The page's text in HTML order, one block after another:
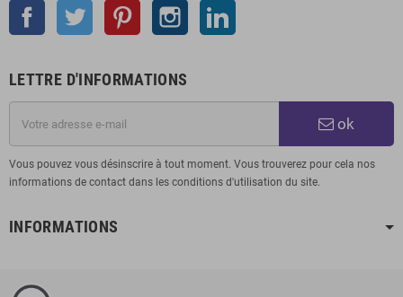
Facebook Twitter Pinterest Instagram
LETTRE D'INFORMATIONS
ok
Vous pouvez vous désinscrire à tout moment. Vous trouverez pour cela nos
informations de contact dans les conditions d'utilisation du site.
INFORMATIONS